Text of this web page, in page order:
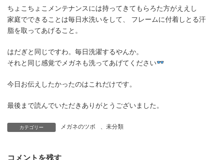
ちょこちょこメンテナンスには持ってきてもらろた方がええし
家庭でできることは毎日水洗いをして、 フレームに付着しとる汗
脂を取ってあげること。
はだぎと同じですわ。毎日洗濯するやんか。
それと同じ感覚でメガネも洗ってあげてください
今日お伝えしたかったのはこれだけです。
最後まで読んでいただきありがとうございました。
カテゴリー メガネのツボ 未分類
コメントを残す